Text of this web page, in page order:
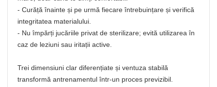
- Curăță înainte și pe urmă fiecare întrebuințare și verifică
integritatea materialului.
- Nu împărți jucăriile privat de sterilizare; evită utilizarea în
caz de leziuni sau iritații active.
Trei dimensiuni clar diferențiate și ventuza stabilă
transformă antrenamentul într-un proces previzibil.